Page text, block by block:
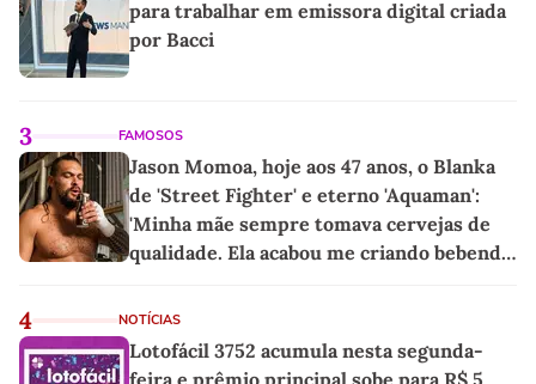
para trabalhar em emissora digital criada
por Bacci
3 FAMOSOS
Jason Momoa, hoje aos 47 anos, o Blanka
de 'Street Fighter' e eterno 'Aquaman':
'Minha mãe sempre tomava cervejas de
qualidade. Ela acabou me criando bebendo
4 NOTÍCIAS
Lotofácil 3752 acumula nesta segunda-